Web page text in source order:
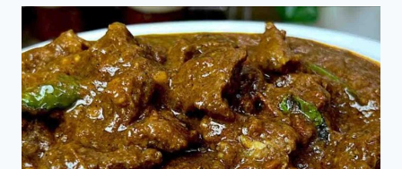
രുചി
കൂടാനും
ഈ
ഒരു
പൊടികൈ
ചെയ്യൂ!
പഞ്ഞിക്കെട്ട്
പോലെ
ഒരു